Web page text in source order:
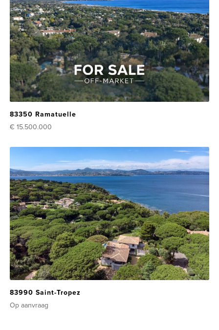
83350 Ramatuelle
€ 15.500.000
83990 Saint-Tropez
Op aanvraag